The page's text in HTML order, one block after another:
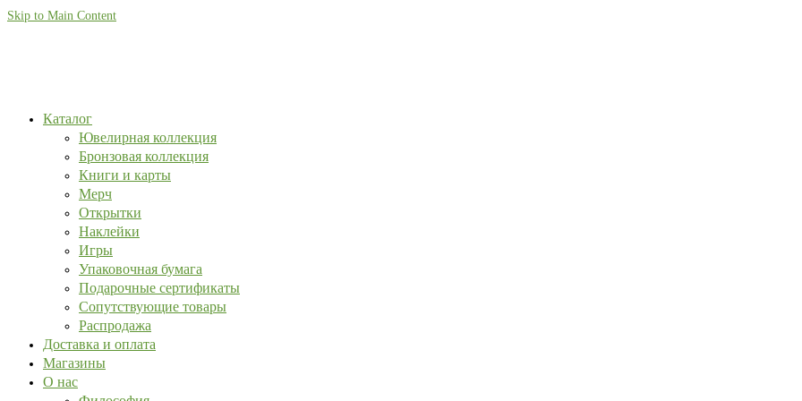
Skip to Main Content
Каталог
Ювелирная коллекция
Бронзовая коллекция
Книги и карты
Мерч
Открытки
Наклейки
Игры
Упаковочная бумага
Подарочные сертификаты
Сопутствующие товары
Распродажа
Доставка и оплата
Магазины
О нас